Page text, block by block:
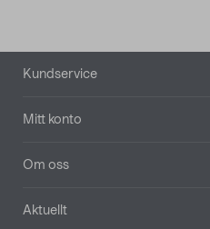
Sidfot
Kundservice
Mitt konto
Om oss
Aktuellt